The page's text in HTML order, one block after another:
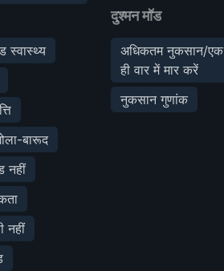
स्वास्थ्य
बारूद
नहीं
नहीं
दुश्मन मॉड
अधिकतम नुकसान/एक
ही वार में मार करें
नुकसान गुणांक